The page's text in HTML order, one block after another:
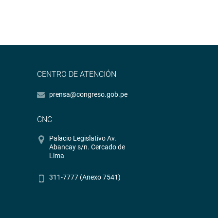
CENTRO DE ATENCIÓN
prensa@congreso.gob.pe
CNC
Palacio Legislativo Av.
Abancay s/n. Cercado de
Lima
311-7777 (Anexo 7541)